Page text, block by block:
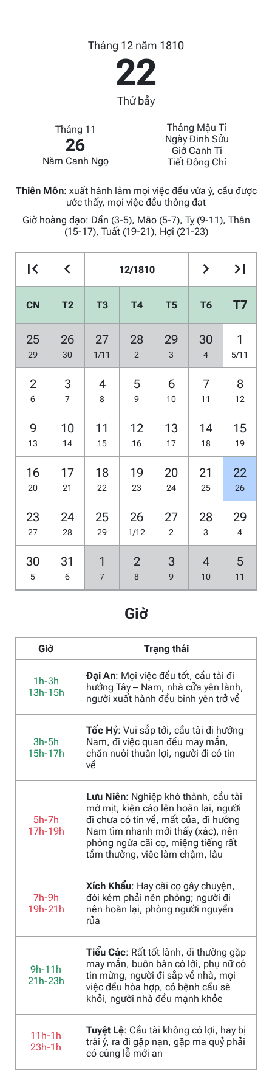
Tháng 12 năm 1810
22
Thứ bảy
Tháng 11
26
Năm Canh Ngọ
Tháng Mậu Tí
Ngày Đinh Sửu
Giờ Canh Tí
Tiết Đông Chí
Thiên Môn: xuất hành làm mọi việc đều vừa ý, cầu được
ước thấy, mọi việc đều thông đạt
Giờ hoàng đạo: Dần (3-5), Mão (5-7), Tỵ (9-11), Thân
(15-17), Tuất (19-21), Hợi (21-23)
12/1810
CN T2 T3 T4 T5 T6 T7
25
29
26
30
27
1/11
28
2
29
3
30
4
1
5/11
2
6
3
7
4
8
5
9
6
10
7
11
8
12
9
13
10
14
11
15
12
16
13
17
14
18
15
19
16
20
17
21
18
22
19
23
20
24
21
25
22
26
23
27
24
28
25
29
26
1/12
27
2
28
3
29
4
30
5
31
6
1
7
2
8
3
9
4
10
5
11
Giờ
Giờ Trạng thái
1h-3h
13h-15h
Đại An: Mọi việc đều tốt, cầu tài đi
hướng Tây – Nam, nhà cửa yên lành,
người xuất hành đều bình yên trở về
3h-5h
15h-17h
Tốc Hỷ: Vui sắp tới, cầu tài đi hướng
Nam, đi việc quan đều may mắn,
chăn nuôi thuận lợi, người đi có tin
về
5h-7h
17h-19h
Lưu Niên: Nghiệp khó thành, cầu tài
mờ mịt, kiện cáo lên hoãn lại, người
đi chưa có tin về, mất của, đi hướng
Nam tìm nhanh mới thấy (xác), nên
phòng ngừa cãi cọ, miệng tiếng rất
tầm thường, việc làm chậm, lâu
7h-9h
19h-21h
Xích Khẩu: Hay cãi cọ gây chuyện,
đói kém phải nên phòng; người đi
nên hoãn lại, phòng người nguyền
rủa
9h-11h
21h-23h
Tiểu Các: Rất tốt lành, đi thường gặp
may mắn, buôn bán có lời, phụ nữ có
tin mừng, người đi sắp về nhà, mọi
việc đều hòa hợp, có bệnh cầu sẽ
khỏi, người nhà đều mạnh khỏe
11h-1h
23h-1h
Tuyệt Lệ: Cầu tài không có lợi, hay bị
trái ý, ra đi gặp nạn, gặp ma quỷ phải
có cúng lễ mới an